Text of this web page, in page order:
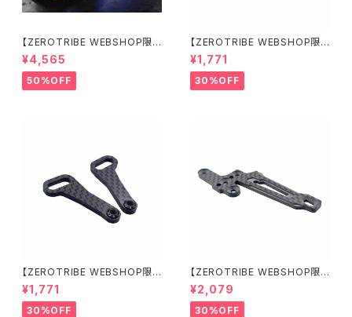
【ZEROTRIBE WEBSHOP限
定価格】BDRX-190P10R P1
0R クリアーボディ 1/10 ラリー
190mm ライトウェイト
¥4,565
50%OFF
【ZEROTRIBE WEBSHOP限
定価格】RCM-X4-CSAR カ
ーボンリアステアリングアームセ
ット XRAY X4用
¥1,771
30%OFF
【ZEROTRIBE WEBSHOP限
定価格】RCM-X4-CSAF カ
ーボンフロントステアリングアー
ムセット XRAY X4用
¥1,771
30%OFF
【ZEROTRIBE WEBSHOP限
定価格】RCM-X4-FSM-F G
eoCarbon フローティングフロ
ントサーボマウント XRAY X4用
¥2,079
30%OFF